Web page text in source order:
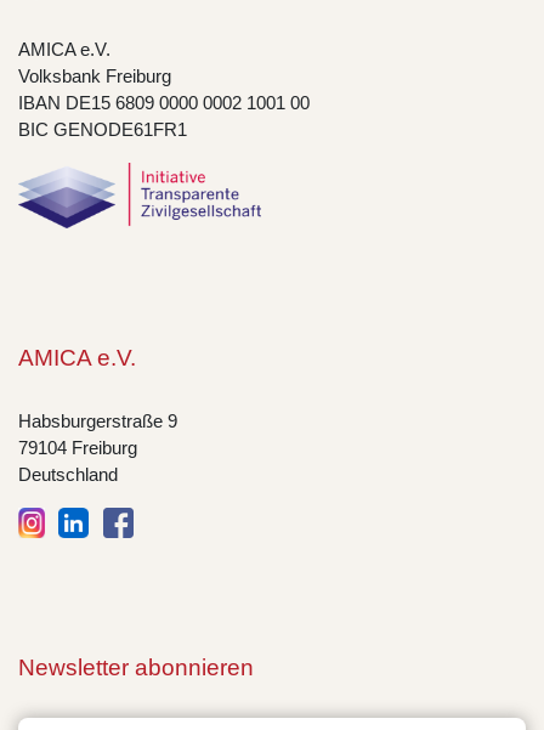
AMICA e.V.
Volksbank Freiburg
IBAN DE15 6809 0000 0002 1001 00
BIC GENODE61FR1
AMICA e.V.
Habsburgerstraße 9
79104 Freiburg
Deutschland
Newsletter abonnieren